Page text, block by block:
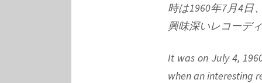
時は1960年7月4日
興味深いレコーデ
It was on July 4,
when an interesting